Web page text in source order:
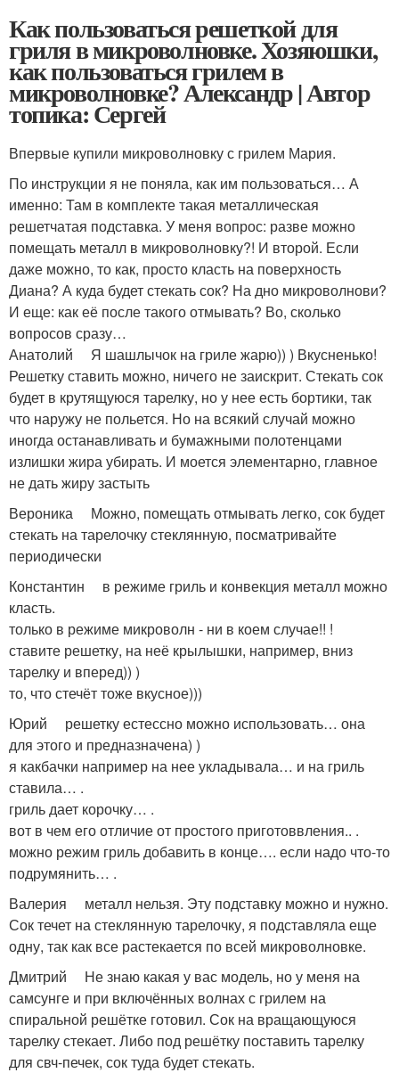
Как пользоваться решеткой для
гриля в микроволновке. Хозяюшки,
как пользоваться грилем в
микроволновке? Александр | Автор
топика: Сергей
Впервые купили микроволновку с грилем Мария.
По инструкции я не поняла, как им пользоваться… А
именно: Там в комплекте такая металлическая
решетчатая подставка. У меня вопрос: разве можно
помещать металл в микроволновку?! И второй. Если
даже можно, то как, просто класть на поверхность
Диана? А куда будет стекать сок? На дно микроволнови?
И еще: как её после такого отмывать? Во, сколько
вопросов сразу…
Анатолий Я шашлычок на гриле жарю)) ) Вкусненько!
Решетку ставить можно, ничего не заискрит. Стекать сок
будет в крутящуюся тарелку, но у нее есть бортики, так
что наружу не польется. Но на всякий случай можно
иногда останавливать и бумажными полотенцами
излишки жира убирать. И моется элементарно, главное
не дать жиру застыть
Вероника Можно, помещать отмывать легко, сок будет
стекать на тарелочку стеклянную, посматривайте
периодически
Константин в режиме гриль и конвекция металл можно
класть.
только в режиме микроволн - ни в коем случае!! !
ставите решетку, на неё крылышки, например, вниз
тарелку и вперед)) )
то, что стечёт тоже вкусное)))
Юрий решетку естессно можно использовать… она
для этого и предназначена) )
я какбачки например на нее укладывала… и на гриль
ставила… .
гриль дает корочку… .
вот в чем его отличие от простого приготоввления.. .
можно режим гриль добавить в конце…. если надо что-то
подрумянить… .
Валерия металл нельзя. Эту подставку можно и нужно.
Сок течет на стеклянную тарелочку, я подставляла еще
одну, так как все растекается по всей микроволновке.
Дмитрий Не знаю какая у вас модель, но у меня на
самсунге и при включённых волнах с грилем на
спиральной решётке готовил. Сок на вращающуюся
тарелку стекает. Либо под решётку поставить тарелку
для свч-печек, сок туда будет стекать.